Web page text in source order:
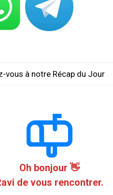
vous à notre Récap du Jour
Oh bonjour 👋
de vous rencontrer.